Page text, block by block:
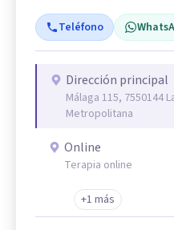
Teléfono
Dirección principal
Málaga 115, 7550144
Metropolitana
Online
Terapia online
+1 más